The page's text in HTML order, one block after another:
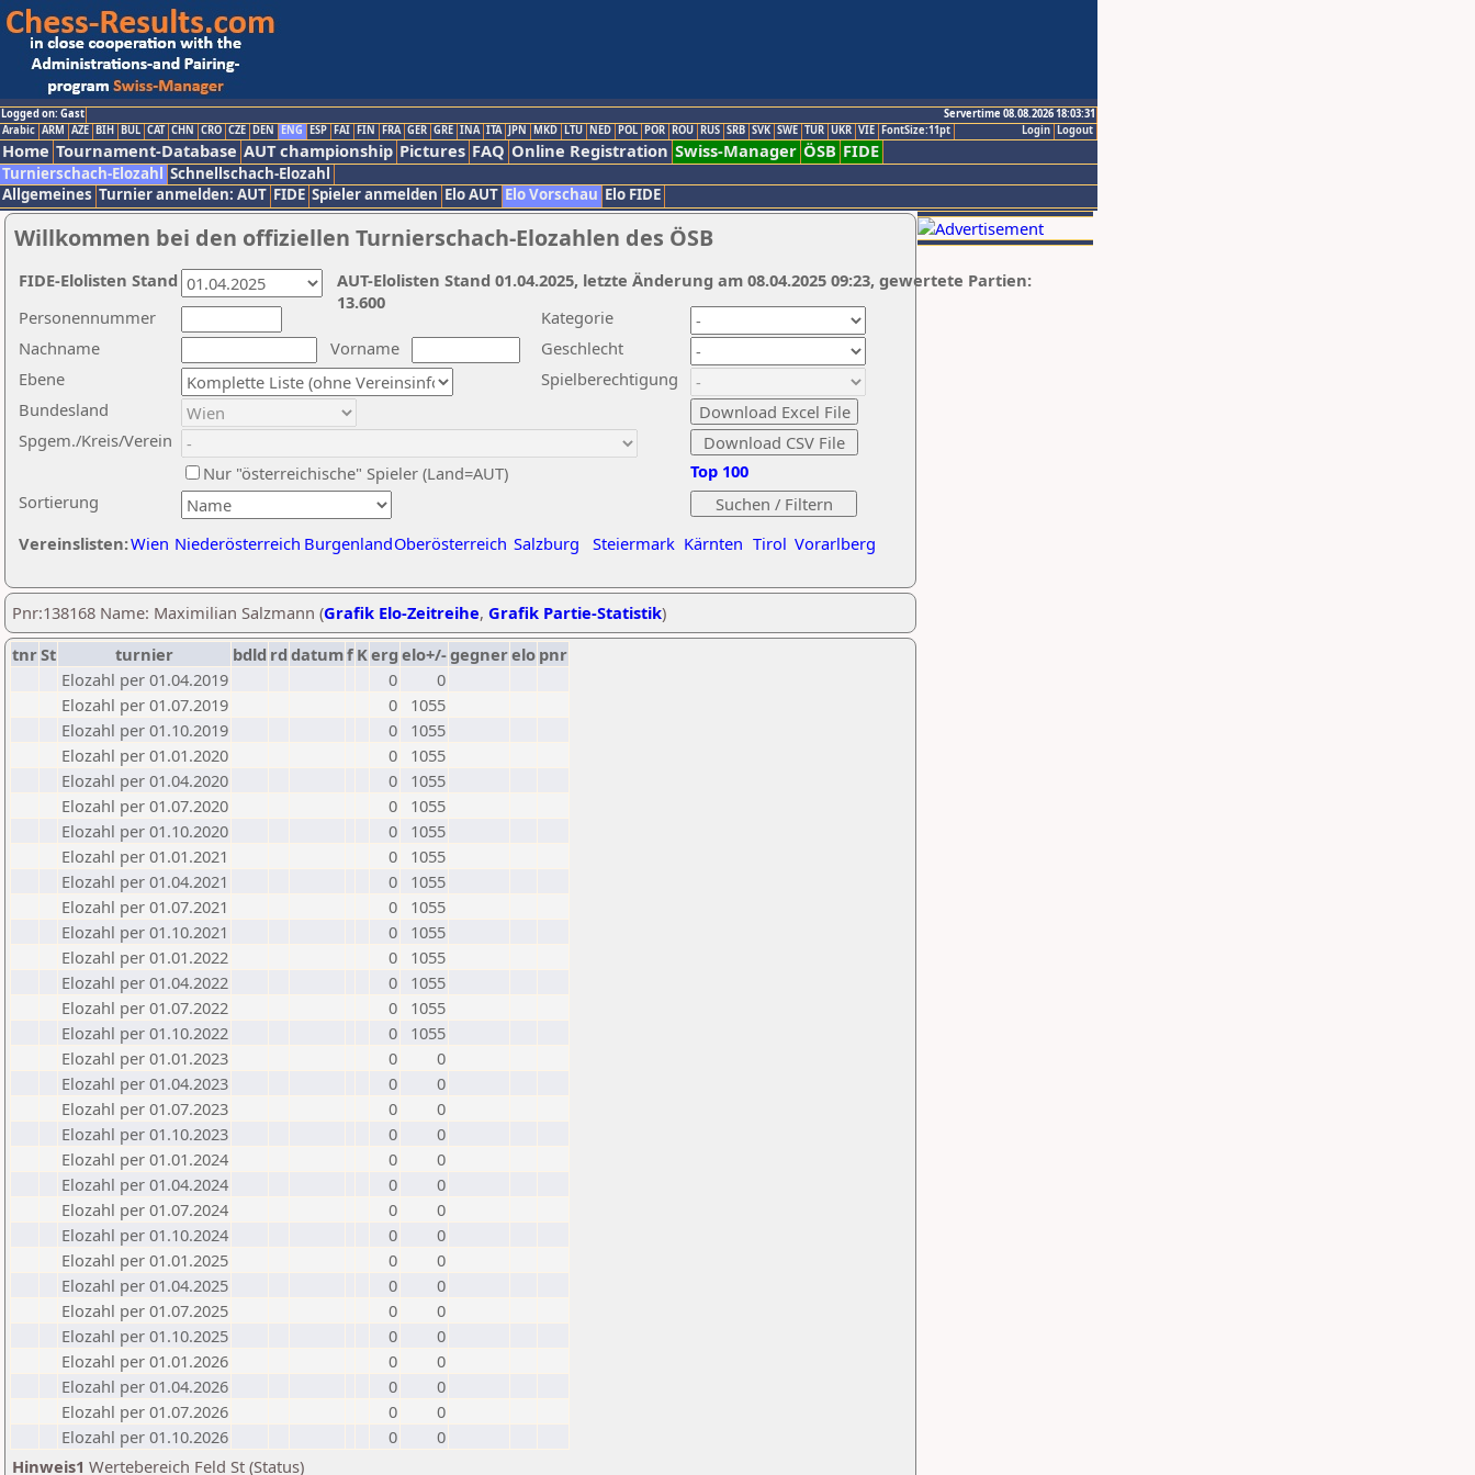
Logged on: Gast
Servertime 08.08.2026 18:03:31
Logout
Login
Arabic ARM AZE BIH BUL CAT CHN CRO CZE DEN ENG ESP FAI FIN FRA GER GRE INA ITA JPN MKD LTU NED POL POR ROU RUS SRB SVK SWE TUR UKR VIE FontSize:11pt
Home Tournament-Database AUT championship Pictures FAQ Online Registration Swiss-Manager ÖSB FIDE
Turnierschach-Elozahl Schnellschach-Elozahl
Allgemeines Turnier anmelden: AUT FIDE Spieler anmelden Elo AUT Elo Vorschau Elo FIDE
Willkommen bei den offiziellen Turnierschach-Elozahlen des ÖSB
Nachname
Vorname
Ebene
Kategorie
Sortierung
Personennummer
Bundesland
Spgem./Kreis/Verein
Geschlecht
Nur "österreichische" Spieler (Land=AUT)
Spielberechtigung
Vereinslisten:Wien Niederösterreich BurgenlandOberösterreich Salzburg Steiermark Kärnten Tirol Vorarlberg
Top 100
AUT-Elolisten Stand 01.04.2025, letzte Änderung am 08.04.2025 09:23, gewertete Partien:
13.600
FIDE-Elolisten Stand
Pnr:138168 Name: Maximilian Salzmann (Grafik Elo-Zeitreihe, Grafik Partie-Statistik)
tnrSt turnier bdld rd datumf Kerg elo+/-gegnerelo pnr
Elozahl per 01.04.2019
0
0
Elozahl per 01.07.2019
0
1055
Elozahl per 01.10.2019
0
1055
Elozahl per 01.01.2020
0
1055
Elozahl per 01.04.2020
0
1055
Elozahl per 01.07.2020
0
1055
Elozahl per 01.10.2020
0
1055
Elozahl per 01.01.2021
0
1055
Elozahl per 01.04.2021
0
1055
Elozahl per 01.07.2021
0
1055
Elozahl per 01.10.2021
0
1055
Elozahl per 01.01.2022
0
1055
Elozahl per 01.04.2022
0
1055
Elozahl per 01.07.2022
0
1055
Elozahl per 01.10.2022
0
1055
Elozahl per 01.01.2023
0
0
Elozahl per 01.04.2023
0
0
Elozahl per 01.07.2023
0
0
Elozahl per 01.10.2023
0
0
Elozahl per 01.01.2024
0
0
Elozahl per 01.04.2024
0
0
Elozahl per 01.07.2024
0
0
Elozahl per 01.10.2024
0
0
Elozahl per 01.01.2025
0
0
Elozahl per 01.04.2025
0
0
Elozahl per 01.07.2025
0
0
Elozahl per 01.10.2025
0
0
Elozahl per 01.01.2026
0
0
Elozahl per 01.04.2026
0
0
Elozahl per 01.07.2026
0
0
Elozahl per 01.10.2026
0
0
Hinweis1 Wertebereich Feld St (Status)